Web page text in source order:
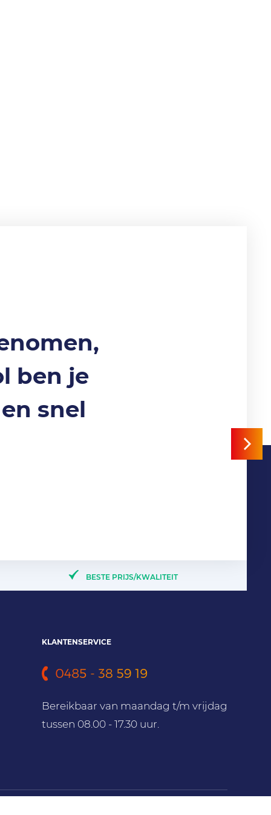
ben je
snel
BESTE PRIJS/KWALITEIT
KLANTENSERVICE
Bereikbaar van maandag t/m vrijdag
tussen 08.00 - 17.30 uur.